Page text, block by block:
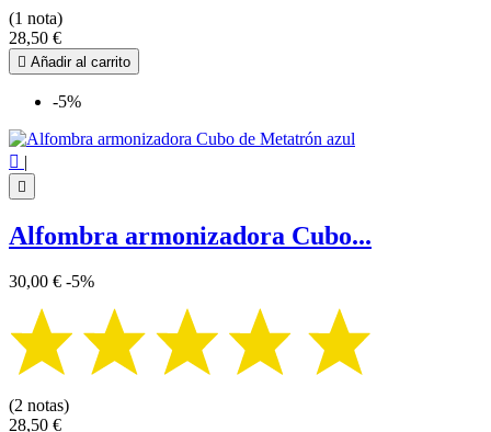
(1 nota)
28,50 €
 Añadir al carrito
-5%
 |

Alfombra armonizadora Cubo...
30,00 € -5%
(2 notas)
28,50 €